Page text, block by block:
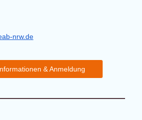
nrw.de
& Anmeldung